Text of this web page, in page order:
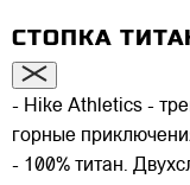
СТОПКА
- Hike Athletics -
горные
- 100% титан.